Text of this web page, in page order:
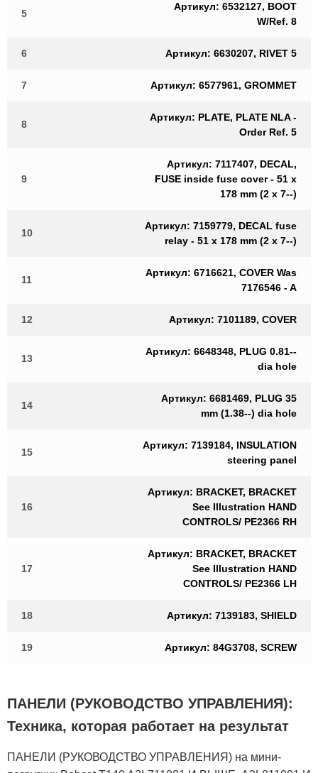
5
Артикул: 6532127, BOOT
W/Ref. 8
6 Артикул: 6630207, RIVET 5
7 Артикул: 6577961, GROMMET
8
Артикул: PLATE, PLATE NLA -
Order Ref. 5
9
Артикул: 7117407, DECAL,
FUSE inside fuse cover - 51 x
178 mm (2 x 7--)
10
Артикул: 7159779, DECAL fuse
relay - 51 x 178 mm (2 x 7--)
11
Артикул: 6716621, COVER Was
7176546 - A
12 Артикул: 7101189, COVER
13
Артикул: 6648348, PLUG 0.81--
dia hole
14
Артикул: 6681469, PLUG 35
mm (1.38--) dia hole
15
Артикул: 7139184, INSULATION
steering panel
16
Артикул: BRACKET, BRACKET
See Illustration HAND
CONTROLS/ PE2366 RH
17
Артикул: BRACKET, BRACKET
See Illustration HAND
CONTROLS/ PE2366 LH
18 Артикул: 7139183, SHIELD
19 Артикул: 84G3708, SCREW
ПАНЕЛИ (РУКОВОДСТВО УПРАВЛЕНИЯ):
Техника, которая работает на результат
ПАНЕЛИ (РУКОВОДСТВО УПРАВЛЕНИЯ) на мини-